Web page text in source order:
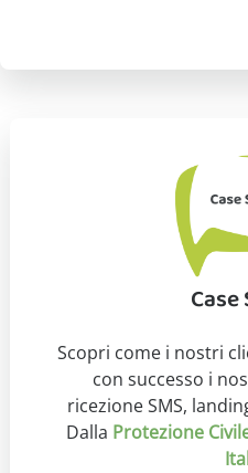
Scopri come i nostri
con successo i
ricezione SMS,
Dalla Protezione